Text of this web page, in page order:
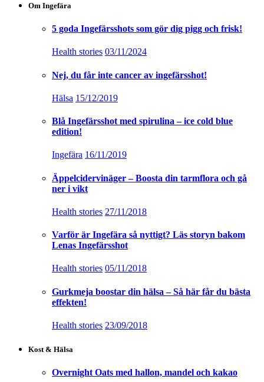
Om Ingefära
5 goda Ingefärsshots som gör dig pigg och frisk!
Health stories 03/11/2024
Nej, du får inte cancer av ingefärsshot!
Hälsa 15/12/2019
Blå Ingefärsshot med spirulina – ice cold blue
edition!
Ingefära 16/11/2019
Äppelcidervinäger – Boosta din tarmflora och gå
ner i vikt
Health stories 27/11/2018
Varför är Ingefära så nyttigt? Läs storyn bakom
Lenas Ingefärsshot
Health stories 05/11/2018
Gurkmeja boostar din hälsa – Så här får du bästa
effekten!
Health stories 23/09/2018
Kost & Hälsa
Overnight Oats med hallon, mandel och kakao